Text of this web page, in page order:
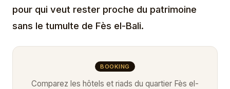
pour qui veut rester proche du patrimoine
sans le tumulte de Fès el-Bali.
BOOKING
Comparez les hôtels et riads du quartier Fès el-